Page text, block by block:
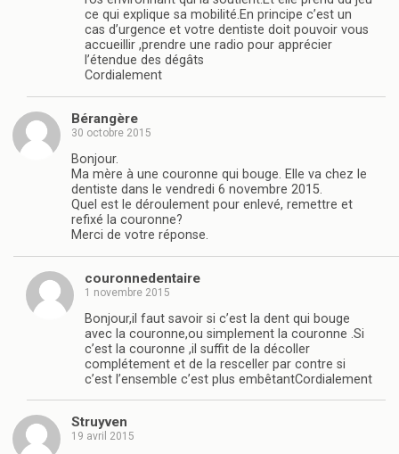
ce qui explique sa mobilité.En principe c’est un
cas d’urgence et votre dentiste doit pouvoir vous
accueillir ,prendre une radio pour apprécier
l’étendue des dégâts
Cordialement
Bérangère
30 octobre 2015
Bonjour.
Ma mère à une couronne qui bouge. Elle va chez le
dentiste dans le vendredi 6 novembre 2015.
Quel est le déroulement pour enlevé, remettre et
refixé la couronne?
Merci de votre réponse.
couronnedentaire
1 novembre 2015
Bonjour,il faut savoir si c’est la dent qui bouge
avec la couronne,ou simplement la couronne .Si
c’est la couronne ,il suffit de la décoller
complétement et de la resceller par contre si
c’est l’ensemble c’est plus embêtantCordialement
Struyven
19 avril 2015